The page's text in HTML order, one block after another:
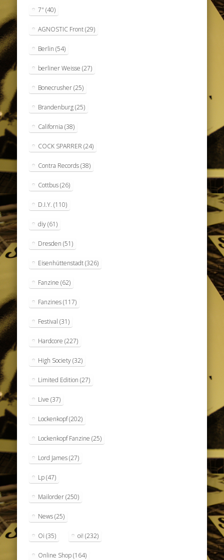
7" (40)
AGNOSTIC Front(29)
Berlin (54)
berliner Weisse (27)
Bonecrusher(25)
Brandenburg(25)
California (38)
COCK SPARRER (24)
Contra Records(38)
Cottbus(26)
D.I.Y. (110)
diy(61)
Dresden (51)
Eisenhüttenstadt(326)
Fanzine (62)
Fanzines(117)
Festival (31)
Hardcore (227)
High Society(32)
Limited Edition (27)
Live (37)
Lockenkopf(202)
Lockenkopf Fanzine (25)
Lord James(27)
Lp(47)
Mailorder(250)
News(25)
Oi (35) oi! (232)
Online Shop(164)